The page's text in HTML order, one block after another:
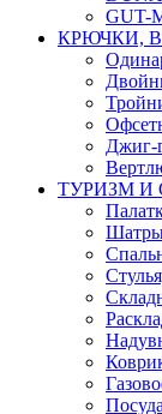
GUT-
КРЮЧКИ,
Джиг-
ТУРИЗМ И